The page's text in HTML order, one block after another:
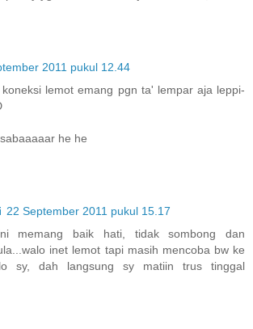
2011 pukul 12.44
koneksi lemot emang pgn ta' lempar aja leppi-
he he
22 September 2011 pukul 15.17
memang baik hati, tidak sombong dan
inet lemot tapi masih mencoba bw ke
sy, dah langsung sy matiin trus tinggal